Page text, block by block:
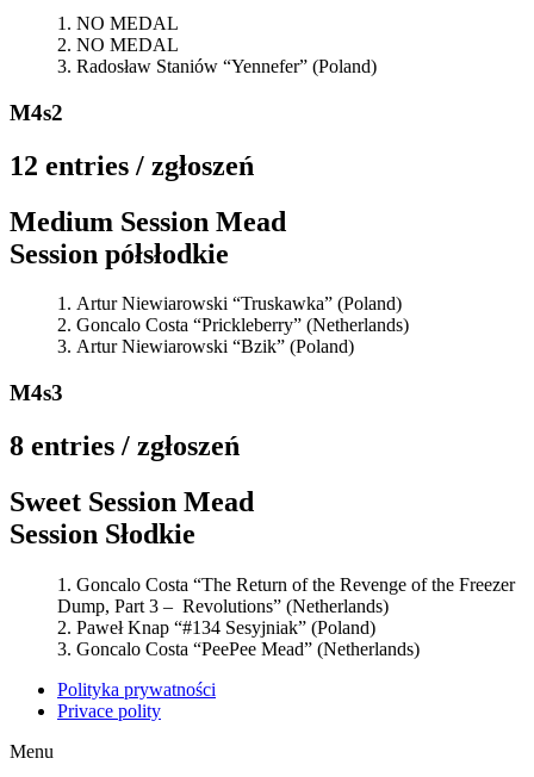
NO MEDAL
NO MEDAL
Radosław Staniów “Yennefer” (Poland)
M4s2
12 entries / zgłoszeń
Medium Session Mead
Session półsłodkie
Artur Niewiarowski “Truskawka” (Poland)
Goncalo Costa “Prickleberry” (Netherlands)
Artur Niewiarowski “Bzik” (Poland)
M4s3
8 entries / zgłoszeń
Sweet Session Mead
Session Słodkie
Goncalo Costa “The Return of the Revenge of the Freezer
Dump, Part 3 – Revolutions” (Netherlands)
Paweł Knap “#134 Sesyjniak” (Poland)
Goncalo Costa “PeePee Mead” (Netherlands)
Polityka prywatności
Privace polity
Menu